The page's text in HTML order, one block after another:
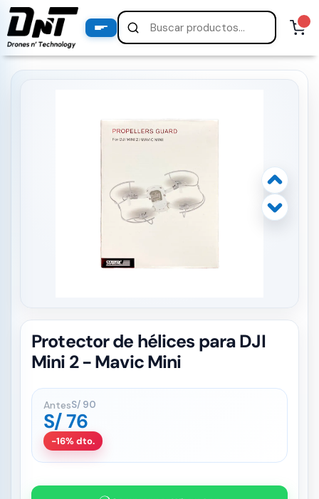
Protector de hélices para DJI
Mini 2 - Mavic Mini
AntesS/ 90
S/76
-16% dto.
PRODUCTOS
productos destacados